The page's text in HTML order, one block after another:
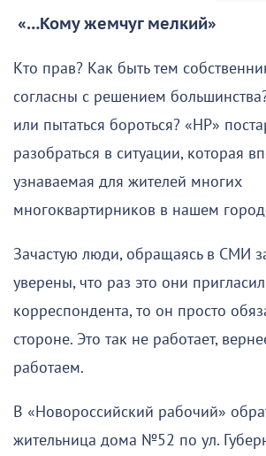
«…Кому жемчуг мелкий»
Кто прав? Как быть тем
согласны с решением
или пытаться бороться? «НР»
разобраться в ситуации, которая
узнаваемая для жителей многих
многоквартирников в нашем
Зачастую люди, обращаясь в СМИ
уверены, что раз это они
корреспондента, то он просто
стороне. Это так не работает,
работаем.
В «Новороссийский рабочий»
жительница дома №52 по ул.